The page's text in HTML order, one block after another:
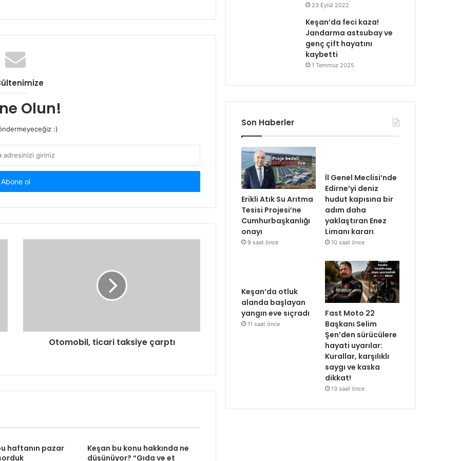
Olun!
:)
Otomobil, ticari taksiye çarptı
haftanın pazar
Keşan bu konu hakkında ne
düşünüyor? “Gıda ve et
23 Eylül 2022
Keşan’da feci kaza!
Jandarma astsubay ve
genç çift hayatını
kaybetti
1 Temmuz 2025
Son Haberler
Erikli Atık Su Arıtma
Tesisi Projesi’ne
Cumhurbaşkanlığı
onayı
9 saat önce
İl Genel Meclisi’nde
Edirne’yi deniz
hudut kapısına bir
adım daha
yaklaştıran Enez
Limanı kararı
10 saat önce
Keşan’da otluk
alanda başlayan
yangın eve sıçradı
11 saat önce
Fast Moto 22
Başkanı Selim
Şen’den sürücülere
hayati uyarılar:
Kurallar, karşılıklı
saygı ve kaska
dikkat!
13 saat önce